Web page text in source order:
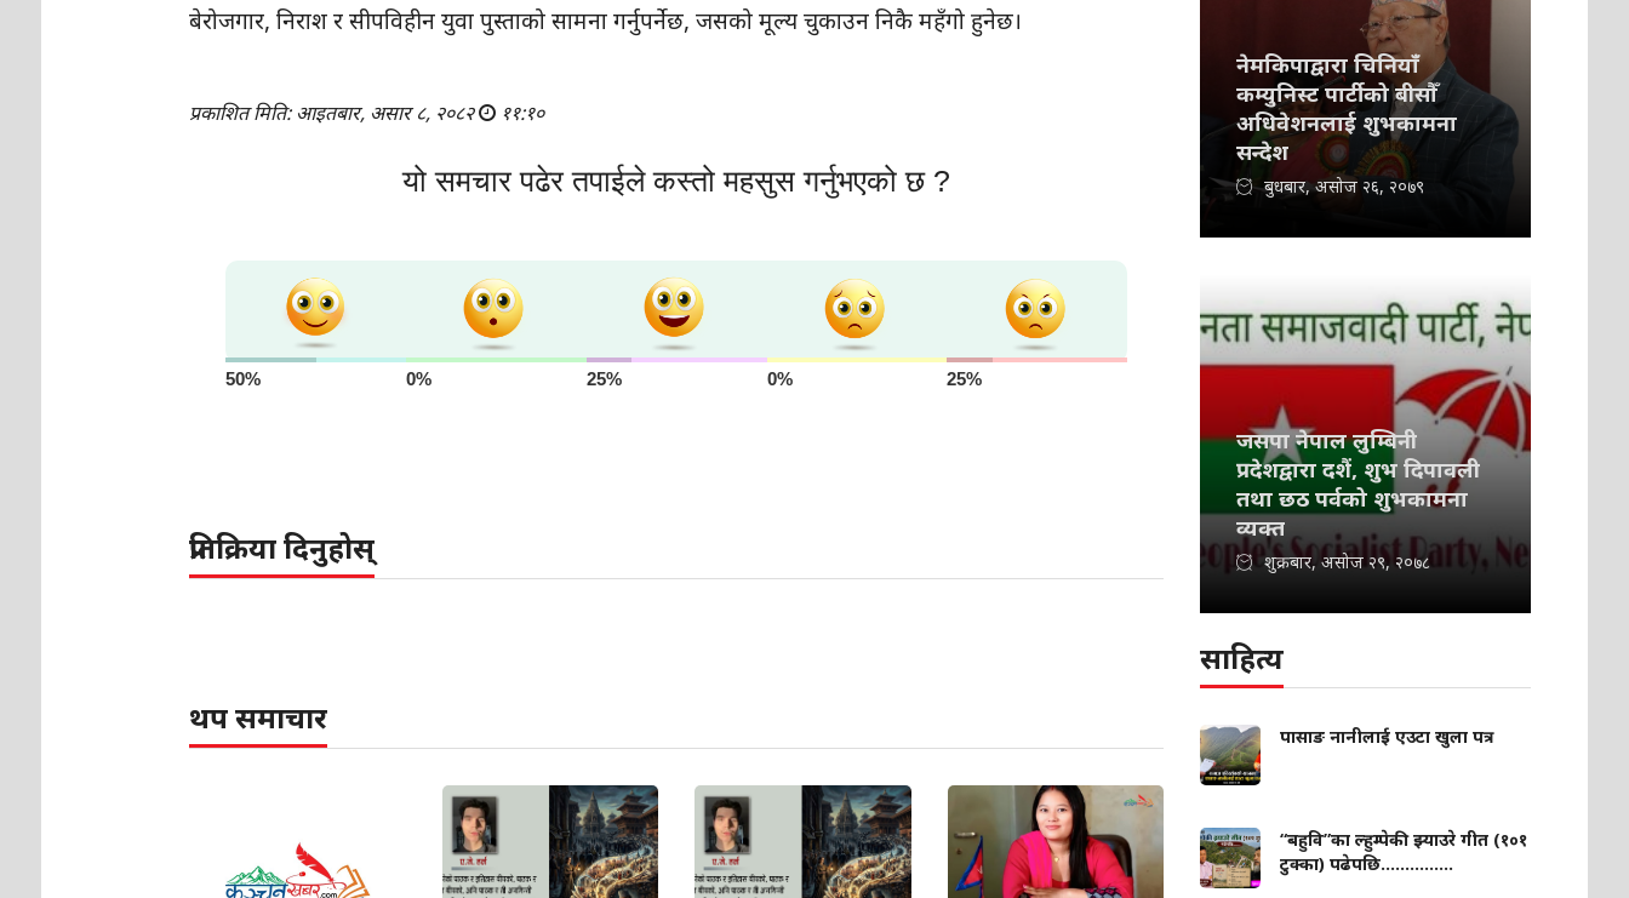
बेरोजगार, निराश र सीपविहीन युवा पुस्ताको सामना गर्नुपर्नेछ, जसको मूल्य चुकाउन निकै महँगो हुनेछ।
प्रकाशित मिति: आइतबार, असार ८, २०८२ ११:१०
यो समचार पढेर तपाईले कस्तो महसुस गर्नुभएको छ ?
50% 0% 25% 0% 25%
प्रतिक्रिया दिनुहोस्
थप समाचार
नेमकिपाद्वारा चिनियाँ
कम्युनिस्ट पार्टीको बीसौँ
अधिवेशनलाई शुभकामना
सन्देश
बुधबार, असोज २६, २०७९
जसपा नेपाल लुम्बिनी
प्रदेशद्वारा दशैं, शुभ दिपावली
तथा छठ पर्वको शुभकामना
व्यक्त
शुक्रबार, असोज २९, २०७८
साहित्य
पासाङ नानीलाई एउटा खुला पत्र
“बहुवि”का ल्हुम्पेकी झ्याउरे गीत (१०१
टुक्का) पढेपछि...............